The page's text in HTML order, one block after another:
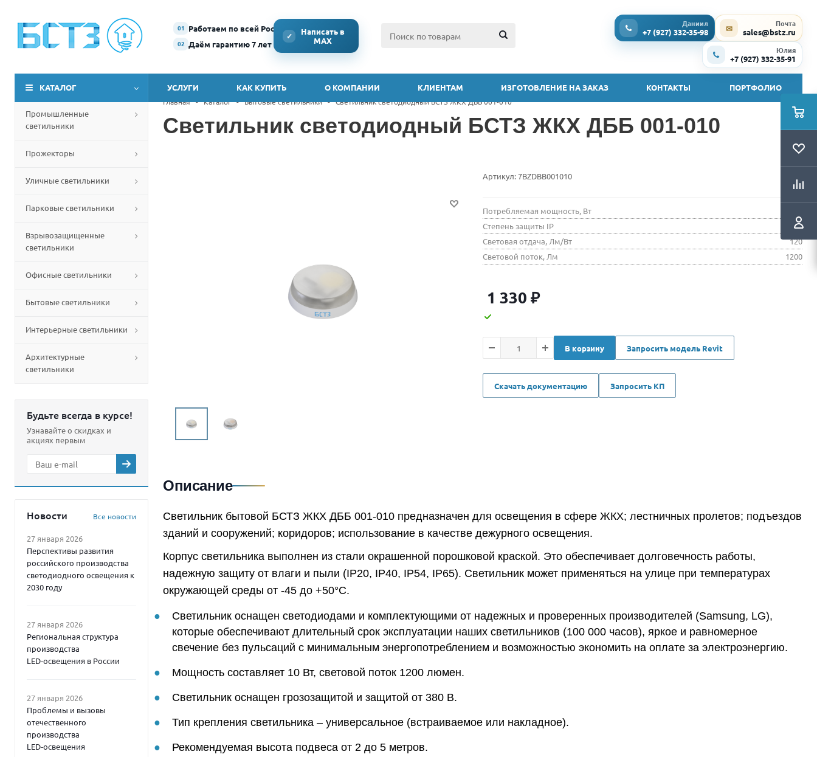
01 Работаем по всей России
02 Даём гарантию 7 лет
✓
Написать в
MAX
Даниил
+7 (927) 332-35-98 ✉ Почта
sales@bstz.ru
Юлия
+7 (927) 332-35-91
КАТАЛОГ УСЛУГИ КАК КУПИТЬ О КОМПАНИИ КЛИЕНТАМ ИЗГОТОВЛЕНИЕ НА ЗАКАЗ КОНТАКТЫ ПОРТФОЛИО
Промышленные
светильники
Прожекторы
Уличные светильники
Парковые светильники
Взрывозащищенные
светильники
Офисные светильники
Бытовые светильники
Интерьерные светильники
Архитектурные
светильники
Будьте всегда в курсе!
Узнавайте о скидках и
акциях первым
Новости Все новости
27 января 2026
Перспективы развития
российского производства
светодиодного освещения к
2030 году
27 января 2026
Региональная структура
производства
LED‑освещения в России
27 января 2026
Проблемы и вызовы
отечественного
производства
LED‑освещения
Главная - Каталог - Бытовые светильники - Светильник светодиодный БСТЗ ЖКХ ДББ 001-010
Светильник светодиодный БСТЗ ЖКХ ДББ 001-010
Артикул:7BZDBB001010
Потребляемая мощность, Вт
Степень защиты IP
IP20
Световая отдача, Лм/Вт
120
Световой поток, Лм
1200
1 330 ₽
В корзину Запросить модель Revit
Скачать документацию Запросить КП
Описание
Светильник бытовой БСТЗ ЖКХ ДББ 001-010 предназначен для освещения в сфере ЖКХ; лестничных пролетов; подъездов
зданий и сооружений; коридоров; использование в качестве дежурного освещения.
Корпус светильника выполнен из стали окрашенной порошковой краской. Это обеспечивает долговечность работы,
надежную защиту от влаги и пыли (IP20, IP40, IP54, IP65). Светильник может применяться на улице при температурах
окружающей среды от -45 до +50°C.
Светильник оснащен светодиодами и комплектующими от надежных и проверенных производителей (Samsung, LG),
которые обеспечивают длительный срок эксплуатации наших светильников (100 000 часов), яркое и равномерное
свечение без пульсаций с минимальным энергопотреблением и возможностью экономить на оплате за электроэнергию.
Мощность составляет 10 Вт, световой поток 1200 люмен.
Светильник оснащен грозозащитой и защитой от 380 В.
Тип крепления светильника – универсальное (встраиваемое или накладное).
Рекомендуемая высота подвеса от 2 до 5 метров.